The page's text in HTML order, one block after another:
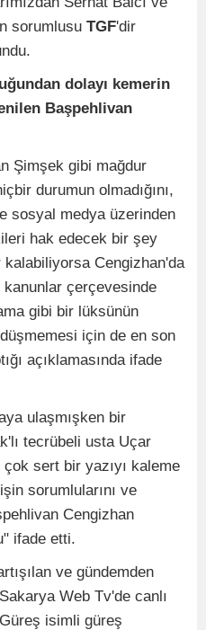
sorumlusu TGF'dir
dolayı kemerin
Başpehlivan
Şimşek gibi mağdur
durumun olmadığını,
sosyal medya üzerinden
hak edecek bir şey
kalabiliyorsa Cengizhan'da
kanunlar çerçevesinde
gibi bir lüksünün
düşmemesi için de en son
açıklamasında ifade
ulaşmışken bir
tecrübeli usta Uçar
sert bir yazıyı kaleme
sorumlularını ve
Cengizhan
ifade etti.
ve gündemden
Web Tv'de canlı
isimli güreş